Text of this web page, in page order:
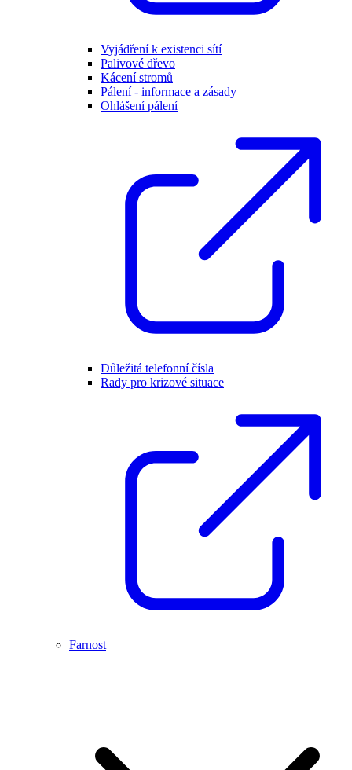
Vyjádření k existenci sítí
Palivové dřevo
Kácení stromů
Pálení - informace a zásady
Ohlášení pálení
Důležitá telefonní čísla
Rady pro krizové situace
Farnost